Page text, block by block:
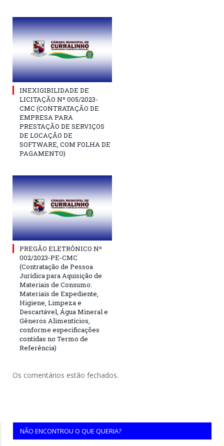
INEXIGIBILIDADE DE
LICITAÇÃO Nº 005/2023-
CMC (CONTRATAÇÃO DE
EMPRESA PARA
PRESTAÇÃO DE SERVIÇOS
DE LOCAÇÃO DE
SOFTWARE, COM FOLHA DE
PAGAMENTO)
PREGÃO ELETRÔNICO Nº
002/2023-PE-CMC
(Contratação de Pessoa
Jurídica para Aquisição de
Materiais de Consumo:
Materiais de Expediente,
Higiene, Limpeza e
Descartável, Água Mineral e
Gêneros Alimentícios,
conforme especificações
contidas no Termo de
Referência)
Os comentários estão fechados.
NÃO ENCONTROU O QUE QUERIA?